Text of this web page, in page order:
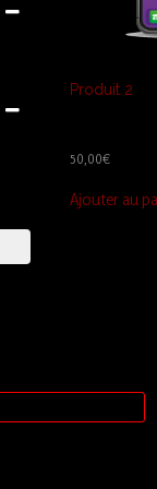
Produit 2
50,00€
Ajouter au